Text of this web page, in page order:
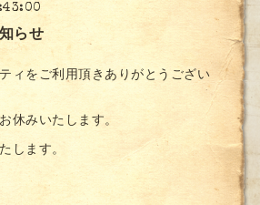
らせ
ィをご利用頂きありがとうござい
休みいたします。
します。